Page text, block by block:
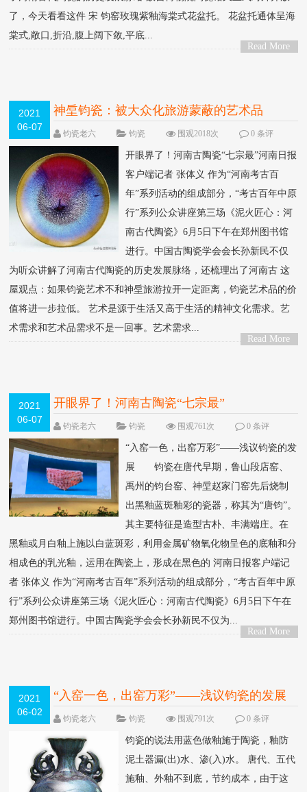
了，今天看看这件 宋 钧窑玫瑰紫釉海棠式花盆托。 花盆托通体呈海
棠式,敞口,折沿,腹上阔下敛,平底...
Read More
2021
06-07
神垕钧瓷：被大众化旅游蒙蔽的艺术品
钧瓷老六 钧瓷 围观2018次
0 条评
论
开眼界了！河南古陶瓷“七宗最”河南日报
客户端记者 张体义 作为“河南考古百
年”系列活动的组成部分，“考古百年中原
行”系列公众讲座第三场《泥火匠心：河
南古代陶瓷》6月5日下午在郑州图书馆
进行。中国古陶瓷学会会长孙新民不仅
为听众讲解了河南古代陶瓷的历史发展脉络，还梳理出了河南古 这
屋观点：如果钧瓷艺术不和神垕旅游拉开一定距离，钧瓷艺术品的价
值将进一步拉低。 艺术是源于生活又高于生活的精神文化需求。艺
术需求和艺术品需求不是一回事。艺术需求...
Read More
2021
06-07
开眼界了！河南古陶瓷“七宗最”
钧瓷老六 钧瓷 围观761次
0 条评
论
“入窑一色，出窑万彩”——浅议钧瓷的发
展 钧瓷在唐代早期，鲁山段店窑、
禹州的钧台窑、神垕赵家门窑先后烧制
出黑釉蓝斑釉彩的瓷器，称其为“唐钧”。
其主要特征是造型古朴、丰满端庄。在
黑釉或月白釉上施以白蓝斑彩，利用金属矿物氧化物呈色的底釉和分
相成色的乳光釉，运用在陶瓷上，形成在黑色的 河南日报客户端记
者 张体义 作为“河南考古百年”系列活动的组成部分，“考古百年中原
行”系列公众讲座第三场《泥火匠心：河南古代陶瓷》6月5日下午在
郑州图书馆进行。中国古陶瓷学会会长孙新民不仅为...
Read More
2021
06-02
“入窑一色，出窑万彩”——浅议钧瓷的发展
钧瓷老六 钧瓷 围观791次
0 条评
钧瓷的说法用蓝色做釉施于陶瓷，釉防
泥土器漏(出)水、渗(入)水。 唐代、五代
施釉、外釉不到底，节约成本，由于这